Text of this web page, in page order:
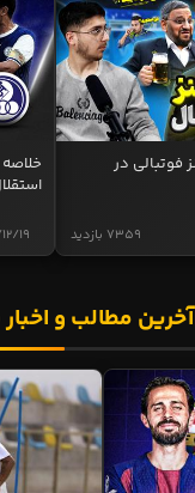
فوتبالی در
7359 بازدید 19
آخرین مطالب و